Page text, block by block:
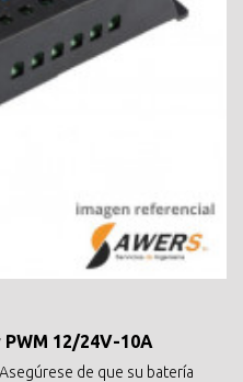
12/24V-10A
de que su batería